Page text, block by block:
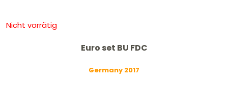
Nicht vorrätig
Euro set BU FDC
Germany 2017